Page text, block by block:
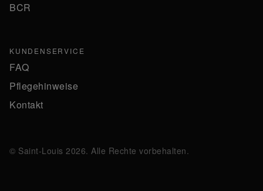
BCR
KUNDENSERVICE
FAQ
Pflegehinweise
Kontakt
© Saint-Louis 2026. Alle Rechte vorbehalten.